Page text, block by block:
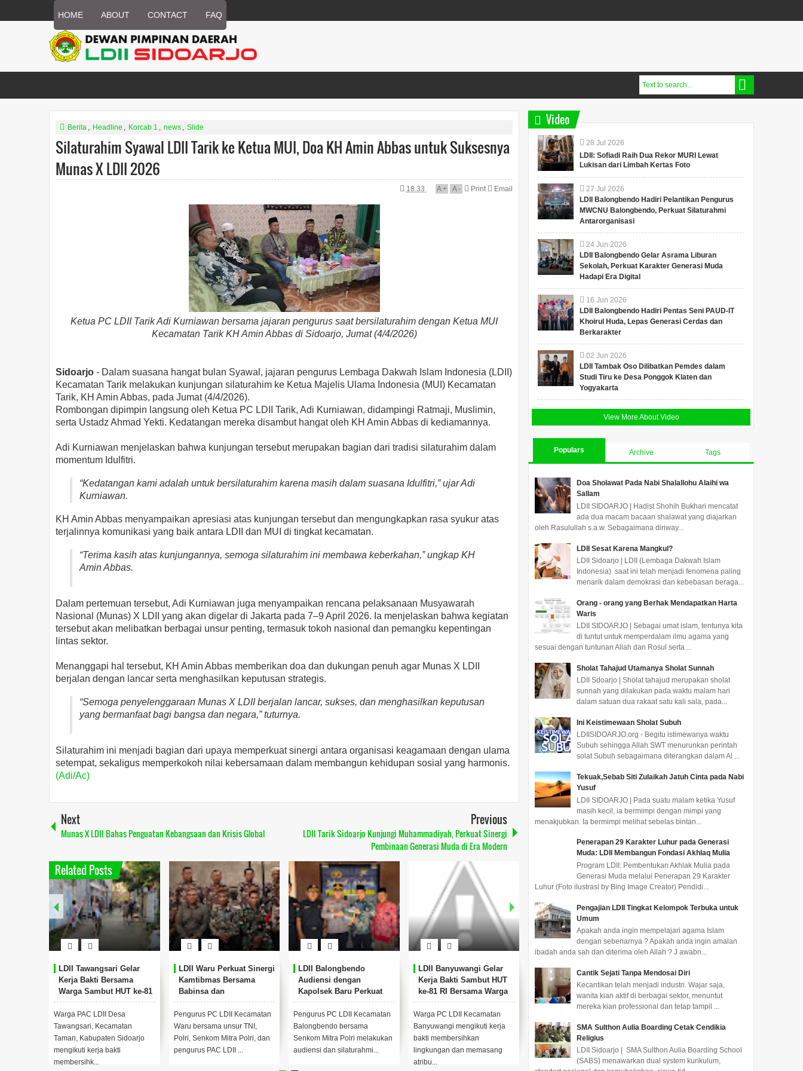
HOME ABOUT CONTACT FAQ
Berita , Headline , Korcab 1 , news , Slide
Silaturahim Syawal LDII Tarik ke Ketua MUI, Doa KH Amin Abbas untuk Suksesnya
Munas X LDII 2026
18.33 A+ A- Print Email
Ketua PC LDII Tarik Adi Kurniawan bersama jajaran pengurus saat bersilaturahim dengan Ketua MUI
Kecamatan Tarik KH Amin Abbas di Sidoarjo, Jumat (4/4/2026)
Sidoarjo - Dalam suasana hangat bulan Syawal, jajaran pengurus Lembaga Dakwah Islam Indonesia (LDII)
Kecamatan Tarik melakukan kunjungan silaturahim ke Ketua Majelis Ulama Indonesia (MUI) Kecamatan
Tarik, KH Amin Abbas, pada Jumat (4/4/2026).
Rombongan dipimpin langsung oleh Ketua PC LDII Tarik, Adi Kurniawan, didampingi Ratmaji, Muslimin,
serta Ustadz Ahmad Yekti. Kedatangan mereka disambut hangat oleh KH Amin Abbas di kediamannya.
Adi Kurniawan menjelaskan bahwa kunjungan tersebut merupakan bagian dari tradisi silaturahim dalam
momentum Idulfitri.
“Kedatangan kami adalah untuk bersilaturahim karena masih dalam suasana Idulfitri,” ujar Adi
Kurniawan.
KH Amin Abbas menyampaikan apresiasi atas kunjungan tersebut dan mengungkapkan rasa syukur atas
terjalinnya komunikasi yang baik antara LDII dan MUI di tingkat kecamatan.
“Terima kasih atas kunjungannya, semoga silaturahim ini membawa keberkahan,” ungkap KH
Amin Abbas.
Dalam pertemuan tersebut, Adi Kurniawan juga menyampaikan rencana pelaksanaan Musyawarah
Nasional (Munas) X LDII yang akan digelar di Jakarta pada 7–9 April 2026. Ia menjelaskan bahwa kegiatan
tersebut akan melibatkan berbagai unsur penting, termasuk tokoh nasional dan pemangku kepentingan
lintas sektor.
Menanggapi hal tersebut, KH Amin Abbas memberikan doa dan dukungan penuh agar Munas X LDII
berjalan dengan lancar serta menghasilkan keputusan strategis.
“Semoga penyelenggaraan Munas X LDII berjalan lancar, sukses, dan menghasilkan keputusan
yang bermanfaat bagi bangsa dan negara,” tuturnya.
Silaturahim ini menjadi bagian dari upaya memperkuat sinergi antara organisasi keagamaan dengan ulama
setempat, sekaligus memperkokoh nilai kebersamaan dalam membangun kehidupan sosial yang harmonis.
(Adi/Ac)
Next
Munas X LDII Bahas Penguatan Kebangsaan dan Krisis Global
Previous
LDII Tarik Sidoarjo Kunjungi Muhammadiyah, Perkuat Sinergi
Pembinaan Generasi Muda di Era Modern
Related Posts
LDII Tawangsari Gelar
Kerja Bakti Bersama
Warga Sambut HUT ke-81
RI
Warga PAC LDII Desa
Tawangsari, Kecamatan
Taman, Kabupaten Sidoarjo
mengikuti kerja bakti
membersihk...
LDII Waru Perkuat Sinergi
Kamtibmas Bersama
Babinsa dan
Bhabinkamtibmas
Pengurus PC LDII Kecamatan
Waru bersama unsur TNI,
Polri, Senkom Mitra Polri, dan
pengurus PAC LDII ...
LDII Balongbendo
Audiensi dengan
Kapolsek Baru Perkuat
Sinergi Kamtibmas
Pengurus PC LDII Kecamatan
Balongbendo bersama
Senkom Mitra Polri melakukan
audiensi dan silaturahmi...
LDII Banyuwangi Gelar
Kerja Bakti Sambut HUT
ke-81 RI Bersama Warga
Warga PC LDII Kecamatan
Banyuwangi mengikuti kerja
bakti membersihkan
lingkungan dan memasang
atribu...
LDII Gresik Hadiri
Bridging IGIC 2026,
Menag Tekankan Masjid
sebagai Pusat
menuju International Grand
Imams Conference (IGIC) 2026
di Masjid Nasi...
LDII Mimika Serahkan
Majalah Nuansa Persada
ke Instansi Pemerintah di
Timika
Timika Jaya menyerahkan
Juli 2026 kepada pe...
Video
28 Jul 2026
LDII: Sofiadi Raih Dua Rekor MURI Lewat
Lukisan dari Limbah Kertas Foto
27 Jul 2026
LDII Balongbendo Hadiri Pelantikan Pengurus
MWCNU Balongbendo, Perkuat Silaturahmi
Antarorganisasi
24 Jun 2026
LDII Balongbendo Gelar Asrama Liburan
Sekolah, Perkuat Karakter Generasi Muda
Hadapi Era Digital
16 Jun 2026
LDII Balongbendo Hadiri Pentas Seni PAUD-IT
Khoirul Huda, Lepas Generasi Cerdas dan
Berkarakter
02 Jun 2026
LDII Tambak Oso Dilibatkan Pemdes dalam
Studi Tiru ke Desa Ponggok Klaten dan
Yogyakarta
View More About Video
Populars Archive Tags
Doa Sholawat Pada Nabi Shalallohu Alaihi wa
Sallam
LDII SIDOARJO | Hadist Shohih Bukhari mencatat
ada dua macam bacaan shalawat yang diajarkan
oleh Rasulullah s.a.w. Sebagaimana diriway...
LDII Sesat Karena Mangkul?
LDII Sidoarjo | LDII (Lembaga Dakwah Islam
Indonesia) saat ini telah menjadi fenomena paling
menarik dalam demokrasi dan kebebasan beraga...
Orang - orang yang Berhak Mendapatkan Harta
Waris
LDII SIDOARJO | Sebagai umat islam, tentunya kita
di tuntut untuk memperdalam ilmu agama yang
sesuai dengan tuntunan Allah dan Rosul serta ...
Sholat Tahajud Utamanya Sholat Sunnah
LDII Sdoarjo | Sholat tahajud merupakan sholat
sunnah yang dilakukan pada waktu malam hari
dalam satuan dua rakaat satu kali sala, pada...
Ini Keistimewaan Sholat Subuh
LDIISIDOARJO.org - Begitu istimewanya waktu
Subuh sehingga Allah SWT menurunkan perintah
solat Subuh sebagaimana diterangkan dalam Al ...
Tekuak,Sebab Siti Zulaikah Jatuh Cinta pada Nabi
Yusuf
LDII SIDOARJO | Pada suatu malam ketika Yusuf
masih kecil, ia bermimpi dengan mimpi yang
menakjubkan. Ia bermimpi melihat sebelas bintan...
Penerapan 29 Karakter Luhur pada Generasi
Muda: LDII Membangun Fondasi Akhlaq Mulia
Program LDII: Pembentukan Akhlak Mulia pada
Generasi Muda melalui Penerapan 29 Karakter
Luhur (Foto ilustrasi by Bing Image Creator) Pendidi...
Pengajian LDII Tingkat Kelompok Terbuka untuk
Umum
Apakah anda ingin mempelajari agama Islam
dengan sebenarnya ? Apakah anda ingin amalan
ibadah anda sah dan diterima oleh Allah ? J awabn...
Cantik Sejati Tanpa Mendosai Diri
Kecantikan telah menjadi industri. Wajar saja,
wanita kian aktif di berbagai sektor, menuntut
mereka kian professional dan tetap tampil ...
SMA Sulthon Aulia Boarding Cetak Cendikia
Religius
LDII Sidoarjo | SMA Sulthon Aulia Boarding School
(SABS) menawarkan dual system kurikulum,